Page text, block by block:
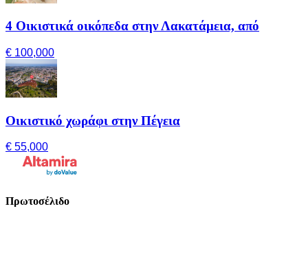
4 Οικιστικά οικόπεδα στην Λακατάμεια, από
€ 100,000
Οικιστικό χωράφι στην Πέγεια
€ 55,000
Πρωτοσέλιδο